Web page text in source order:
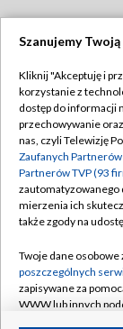
Abonament
Emisja w TVP
Centrum
Naziemna
Rada
System NOS
Szanujemy
Kliknij "Akceptuję i
korzystanie z
dostęp do informacji
przechowywanie
nas, czyli Telewizję
Zaufanych
Partnerów TVP (93
zautomatyzowanego
mierzenia ich
także zgody na
Twoje dane osobowe
poszczególnych
zapisywane za
WWW lub innych